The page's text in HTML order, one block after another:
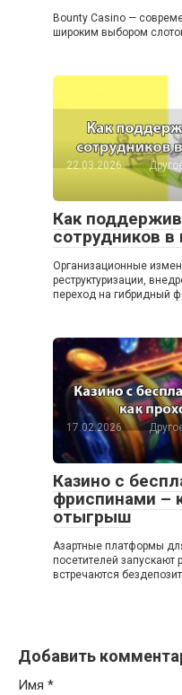
Bounty Casino —
широким выбором
22.03.2026
Как
сотрудников в
Организационные
реструктуризации,
переход на гибридный
17.02.2026
Казино с
фриспинами –
отыгрыш
Азартные платформы
посетителей
встречаются
Добавить
Имя *